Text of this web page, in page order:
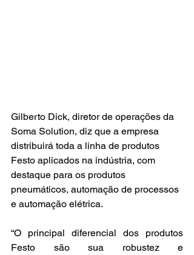
Gilberto Dick, diretor de operações da
Soma Solution, diz que a empresa
distribuirá toda a linha de produtos
Festo aplicados na indústria, com
destaque para os produtos
pneumáticos, automação de processos
e automação elétrica.
“O principal diferencial dos produtos
Festo são sua robustez e